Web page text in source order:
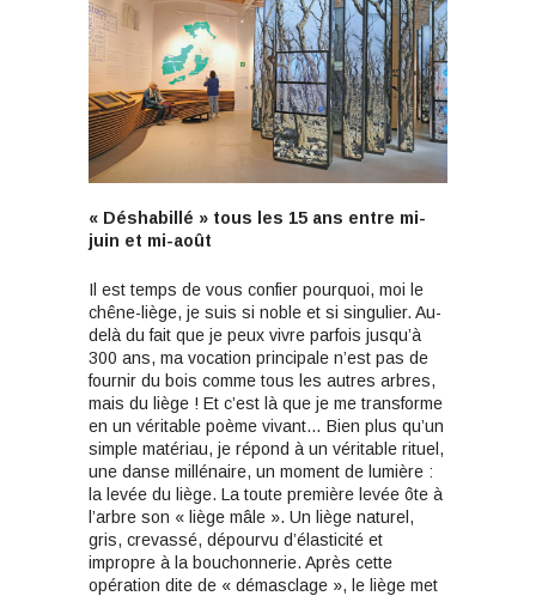
« Déshabillé » tous les 15 ans entre mi-
juin et mi-août
Il est temps de vous confier pourquoi, moi le
chêne-liège, je suis si noble et si singulier. Au-
delà du fait que je peux vivre parfois jusqu’à
300 ans, ma vocation principale n’est pas de
fournir du bois comme tous les autres arbres,
mais du liège ! Et c’est là que je me transforme
en un véritable poème vivant… Bien plus qu’un
simple matériau, je répond à un véritable rituel,
une danse millénaire, un moment de lumière :
la levée du liège. La toute première levée ôte à
l’arbre son « liège mâle ». Un liège naturel,
gris, crevassé, dépourvu d’élasticité et
impropre à la bouchonnerie. Après cette
opération dite de « démasclage », le liège met